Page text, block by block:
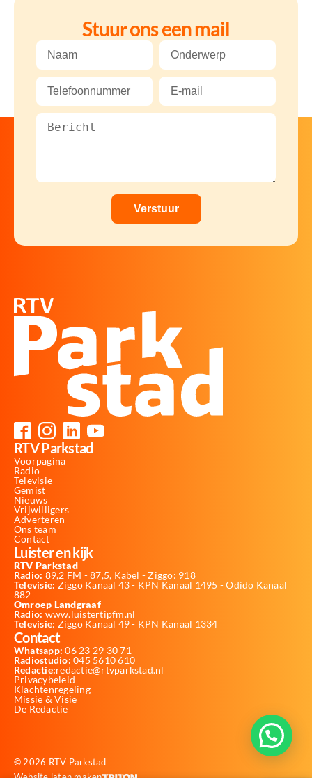
Stuur ons een mail
RTV Parkstad
Voorpagina
Radio
Televisie
Gemist
Nieuws
Vrijwilligers
Adverteren
Ons team
Contact
Luister en kijk
RTV Parkstad
Radio: 89,2 FM - 87,5, Kabel - Ziggo: 918
Televisie: Ziggo Kanaal 43 - KPN Kanaal 1495 - Odido Kanaal
882
Omroep Landgraaf
Radio: www.luistertipfm.nl
Televisie: Ziggo Kanaal 49 - KPN Kanaal 1334
Contact
Whatsapp: 06 23 29 30 71
Radiostudio: 045 5610 610
Redactie:redactie@rtvparkstad.nl
Privacybeleid
Klachtenregeling
Missie & Visie
De Redactie
© 2026 RTV Parkstad